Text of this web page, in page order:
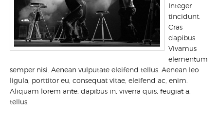
Integer
tincidunt.
Cras
dapibus.
Vivamus
elementum
semper nisi. Aenean vulputate eleifend tellus. Aenean leo
ligula, porttitor eu, consequat vitae, eleifend ac, enim.
Aliquam lorem ante, dapibus in, viverra quis, feugiat a,
tellus.